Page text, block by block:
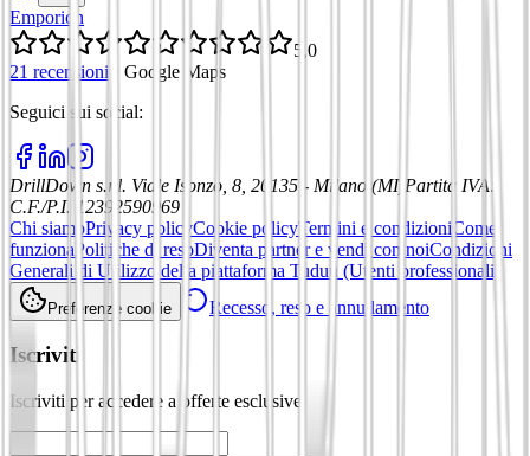
Emporion
5,0
21 recensioni
Google Maps
Seguici sui social:
DrillDown s.r.l. Viale Isonzo, 8, 20135 - Milano (MI) Partita IVA:
C.F./P.I. 12392590969
Chi siamoPrivacy policyCookie policyTermini e condizioni Come
funziona Politiche di resoDiventa partner e vendi con noiCondizioni
Generali di Utilizzo della piattaforma Tuduu (Utenti professionali)
Preferenze cookie Recesso, reso e annullamento
Iscriviti
Iscriviti per accedere a offerte esclusive